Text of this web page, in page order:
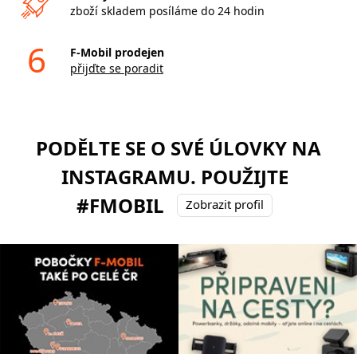
zboží skladem posíláme do 24 hodin
6
F-Mobil prodejen
přijďte se poradit
PODĚLTE SE O SVÉ ÚLOVKY NA
INSTAGRAMU. POUŽIJTE
#FMOBIL
Zobrazit profil